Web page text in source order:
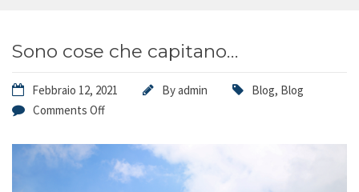
Sono cose che capitano…
Febbraio 12, 2021 Byadmin Blog, Blog
Comments Off